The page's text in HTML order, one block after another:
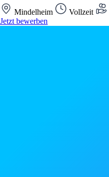
Mindelheim Vollzeit
Jetzt bewerben